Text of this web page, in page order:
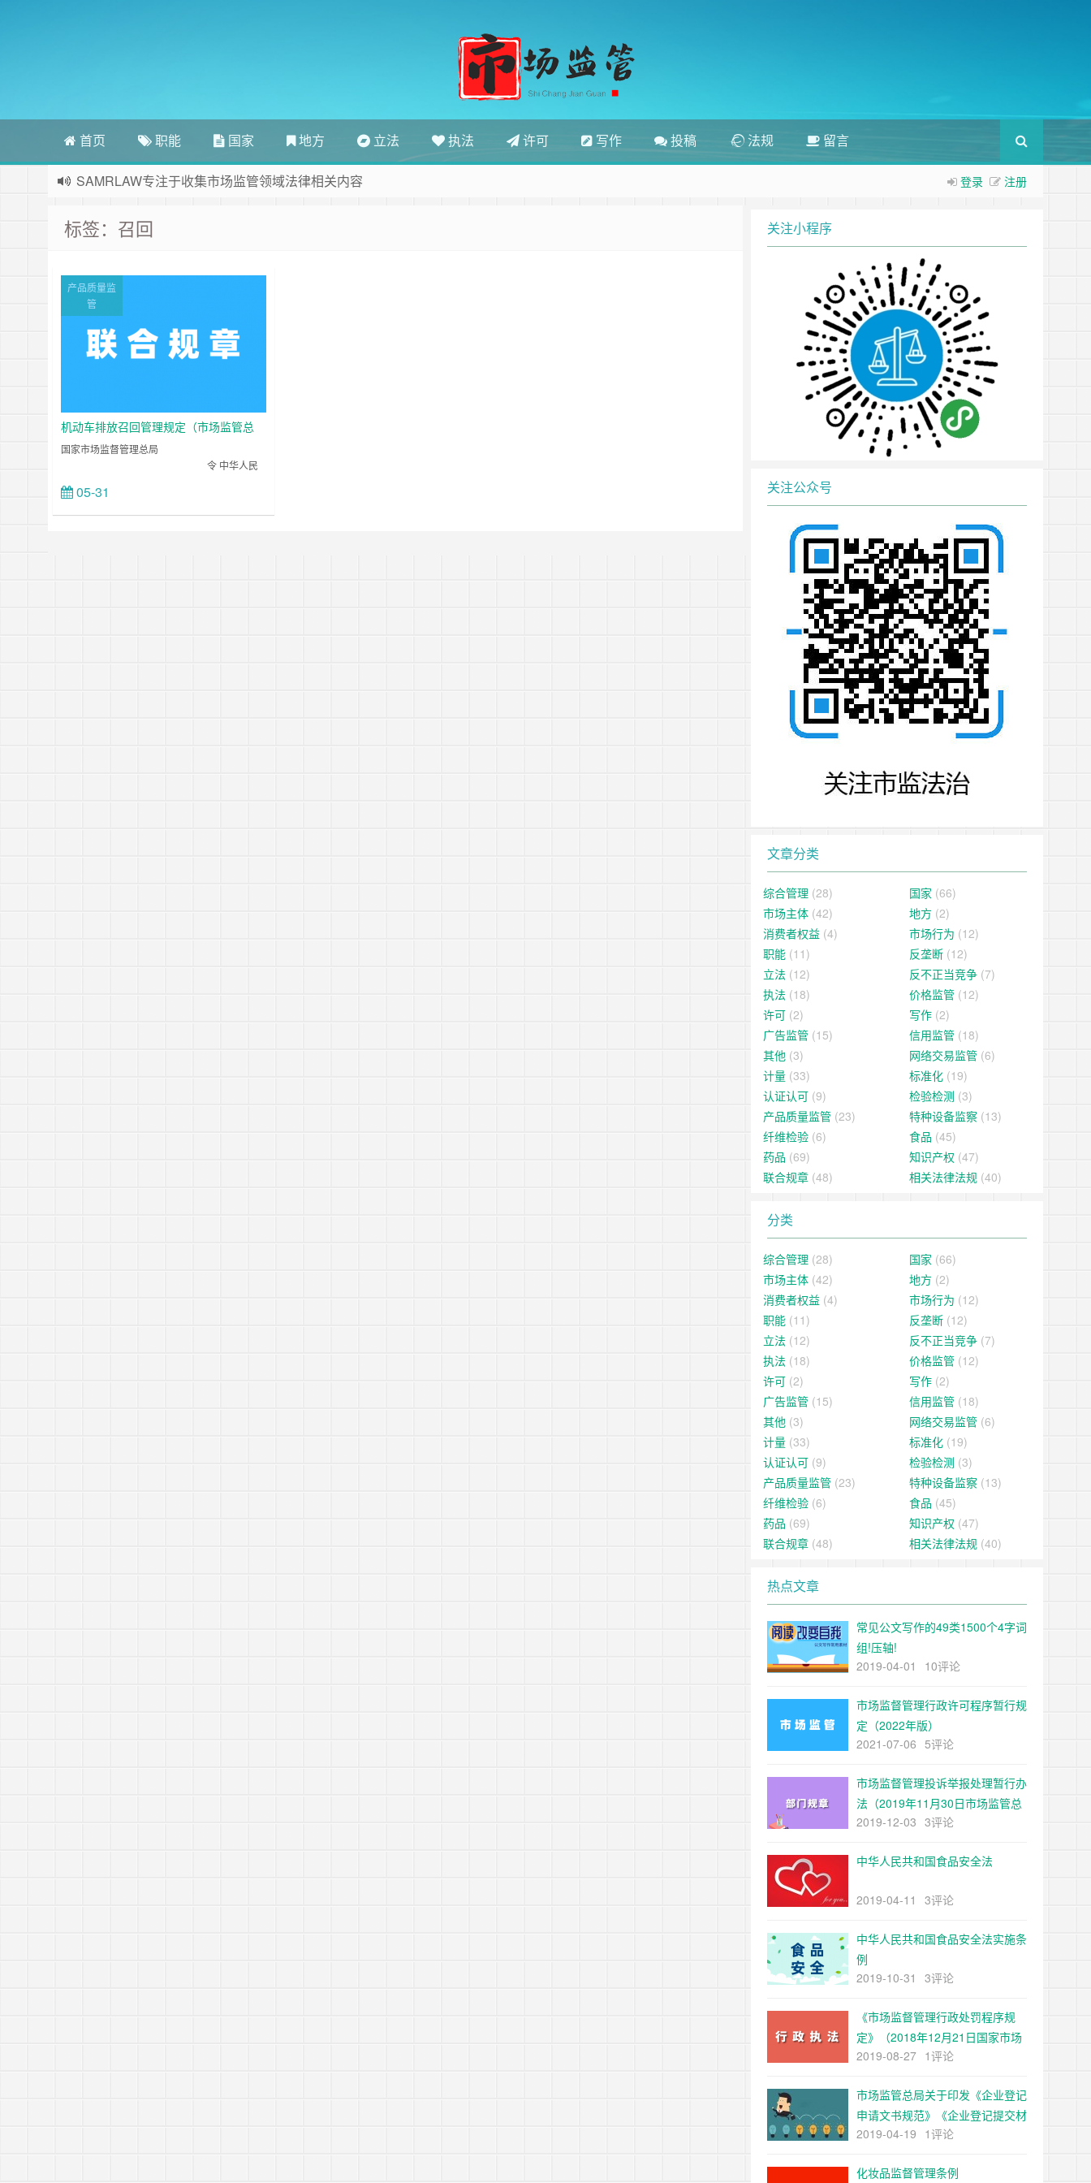
首页 职能 国家 地方 立法 执法 许可 写作 投稿 法规 留言
登录 注册
SAMRLAW专注于收集市场监管领域法律相关内容
标签：召回
产品质量监
管
机动车排放召回管理规定（市场监管总
局、生态环境部第40号令）
国家市场监督管理总局
令 中华人民
召回管理规定》已经2021年3月30日国家市场监
督管理总局第6次局务会议审议通过，并经生态
05-31
关注小程序
关注公众号
文章分类
综合管理 (28) 国家 (66)
市场主体 (42) 地方 (2)
消费者权益 (4) 市场行为 (12)
职能 (11) 反垄断 (12)
立法 (12) 反不正当竞争 (7)
执法 (18) 价格监管 (12)
许可 (2) 写作 (2)
广告监管 (15) 信用监管 (18)
其他 (3) 网络交易监管 (6)
计量 (33) 标准化 (19)
认证认可 (9) 检验检测 (3)
产品质量监管 (23) 特种设备监察 (13)
纤维检验 (6) 食品 (45)
药品 (69) 知识产权 (47)
联合规章 (48) 相关法律法规 (40)
分类
综合管理 (28) 国家 (66)
市场主体 (42) 地方 (2)
消费者权益 (4) 市场行为 (12)
职能 (11) 反垄断 (12)
立法 (12) 反不正当竞争 (7)
执法 (18) 价格监管 (12)
许可 (2) 写作 (2)
广告监管 (15) 信用监管 (18)
其他 (3) 网络交易监管 (6)
计量 (33) 标准化 (19)
认证认可 (9) 检验检测 (3)
产品质量监管 (23) 特种设备监察 (13)
纤维检验 (6) 食品 (45)
药品 (69) 知识产权 (47)
联合规章 (48) 相关法律法规 (40)
热点文章
常见公文写作的49类1500个4字词
组!压轴!
2019-04-01
10评论
市场监督管理行政许可程序暂行规
定（2022年版）
2021-07-06 5评论
市场监督管理投诉举报处理暂行办
法（2019年11月30日市场监管总
局令第20号公布，根据55号令、
2019-12-03 3评论
中华人民共和国食品安全法
2019-04-11 3评论
中华人民共和国食品安全法实施条
例
2019-10-31
3评论
《市场监督管理行政处罚程序规
定》（2018年12月21日国家市场
监督管理总局令第2号公布，根据
2019-08-27 1评论
市场监管总局关于印发《企业登记
申请文书规范》《企业登记提交材
料规范》的通知
2019-04-19 1评论
化妆品监督管理条例